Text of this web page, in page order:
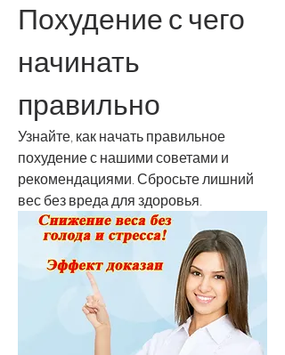
Похудение с чего
начинать
правильно
Узнайте, как начать правильное
похудение с нашими советами и
рекомендациями. Сбросьте лишний
вес без вреда для здоровья.